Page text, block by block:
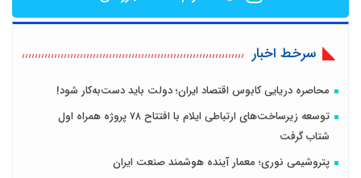
سرخط اخبار
محاصره دریایی کابوس اقتصاد ایران؛ دولت باید دست‌به‌کار شود!
توسعه زیرساخت‌های ارتباطی ایلام با افتتاح ۷۸ پروژه همراه اول
شتاب گرفت
پتروشیمی نوری؛ معمار آینده هوشمند صنعت ایران